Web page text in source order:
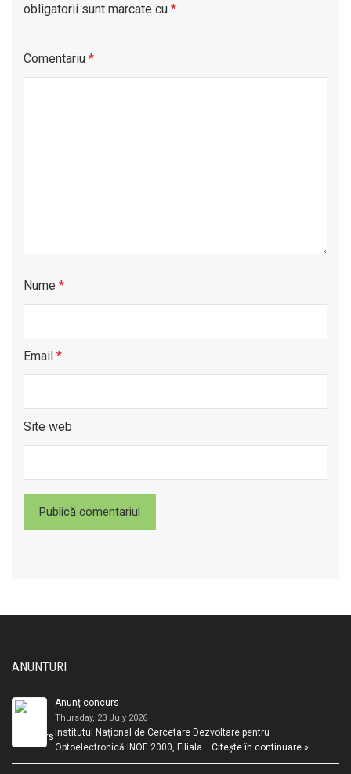
obligatorii sunt marcate cu *
Comentariu *
Nume *
Email *
Site web
ANUNTURI
Anunț concurs
Thursday, 23 July 2026
Institutul Național de Cercetare Dezvoltare pentru
Optoelectronică INOE 2000, Filiala … Citește în continuare »